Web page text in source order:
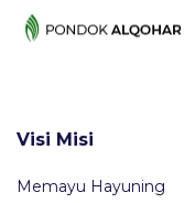
oleh Drs KH. M.
Di bangku
Rakyat, KH.
Visi Misi
Memayu Hayuning